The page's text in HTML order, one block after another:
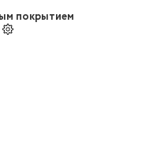
покрытием